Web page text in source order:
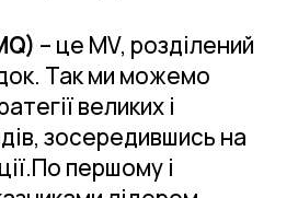
– це MV, розділений
Так ми можемо
великих і
зосередившись на
першому і